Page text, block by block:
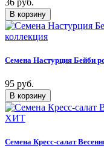
36 руб.
Семена Настурция Бейби
95 руб.
Семена Кресс-салат